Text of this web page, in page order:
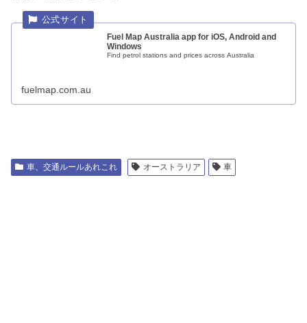
Fuel Map Australia app for iOS, Android and
Windows
Find petrol stations and prices across Australia
fuelmap.com.au
車、交通ルールあれこれ オーストラリア 車